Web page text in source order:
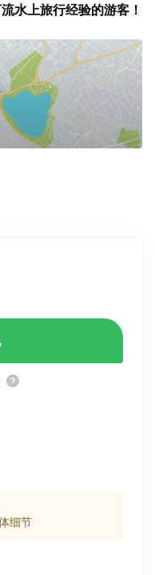
水上旅行经验的游客！
细节